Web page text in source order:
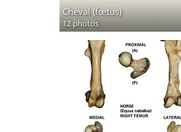
Cheval (fœtus)
12 photos